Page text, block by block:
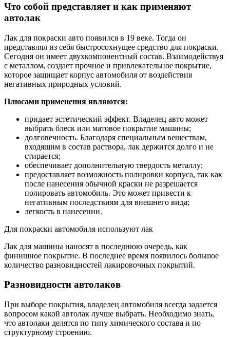
Что собой представляет и как применяют
автолак
Лак для покраски авто появился в 19 веке. Тогда он
представлял из себя быстросохнущее средство для покраски.
Сегодня он имеет двухкомпонентный состав. Взаимодействуя
с металлом, создает прочное и привлекательное покрытие,
которое защищает корпус автомобиля от воздействия
негативных природных условий.
Плюсами применения являются:
придает эстетический эффект. Владелец авто может
выбрать блеск или матовое покрытие машины;
долговечность. Благодаря специальным веществам,
входящим в состав раствора, лак держится долго и не
стирается;
обеспечивает дополнительную твердость металлу;
предоставляет возможность полировки корпуса, так как
после нанесения обычной краски не разрешается
полировать автомобиль. Это может привести к
негативным последствиям для внешнего вида;
легкость в нанесении.
Для покраски автомобиля используют лак
Лак для машины наносят в последнюю очередь, как
финишное покрытие. В последнее время появилось большое
количество разновидностей лакировочных покрытий.
Разновидности автолаков
При выборе покрытия, владелец автомобиля всегда задается
вопросом какой автолак лучше выбрать. Необходимо знать,
что автолаки делятся по типу химического состава и по
структурному строению.